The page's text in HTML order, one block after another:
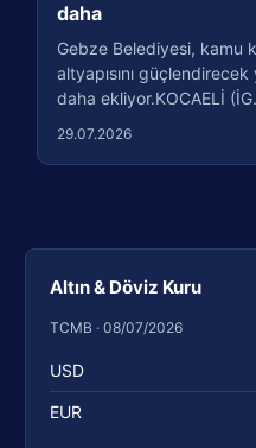
Altın & Döviz Kuru
TCMB · 08/07/2026
USD
EUR
daha
Gebze Belediyesi, kamu
altyapısını güçlendirecek
daha ekliyor.KOCAELİ
29.07.2026